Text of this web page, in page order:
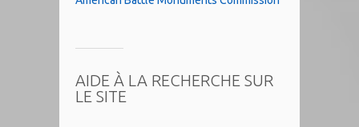
AIDE À LA RECHERCHE SUR
LE SITE